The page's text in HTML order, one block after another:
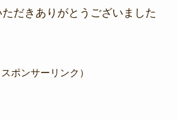
だきありがとうございました
スポンサーリンク）